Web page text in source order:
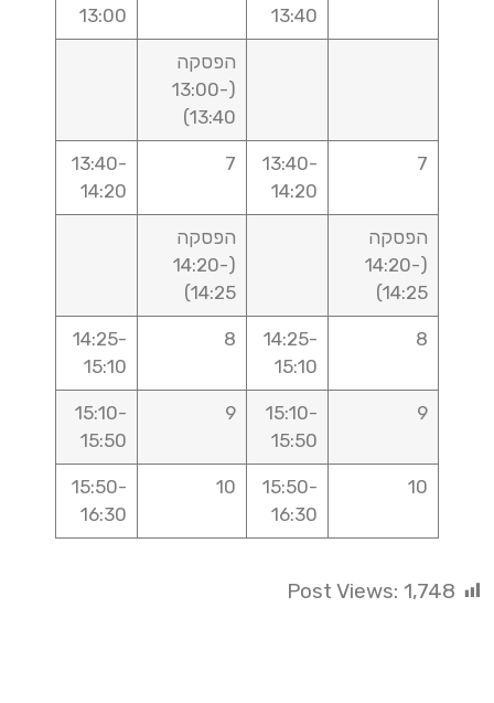
13:40
13:00
הפסקה
(13:00-
13:40)
7
13:40-
14:20
7
13:40-
14:20
הפסקה
(14:20-
14:25)
הפסקה
(14:20-
14:25)
8
14:25-
15:10
8
14:25-
15:10
9
15:10-
15:50
9
15:10-
15:50
10
15:50-
16:30
10
15:50-
16:30
Post Views: 1,748